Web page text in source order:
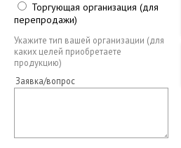
Торгующая организация (для
перепродажи)
Укажите тип вашей организации (для
каких целей приобретаете
продукцию)
Заявка/вопрос